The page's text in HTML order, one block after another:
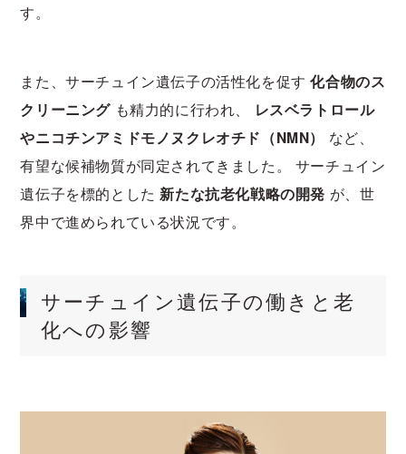
す。
また、サーチュイン遺伝子の活性化を促す化合物のス
クリーニング も精力的に行われ、
レスベラトロール
やニコチンアミドモノヌクレオチド（NMN）
など、
有望な候補物質が同定されてきました。 サーチュイン
遺伝子を標的とした 新たな抗老化戦略の開発 が、世
界中で進められている状況です。
サーチュイン遺伝子の働きと老
化への影響